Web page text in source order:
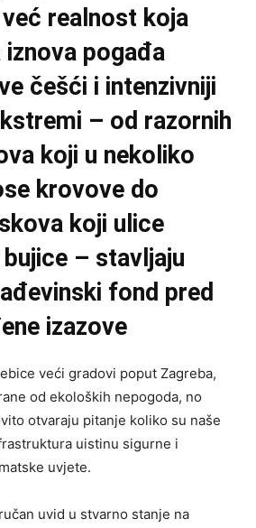
realnost koja
pogađa
češći i intenzivniji
– od razornih
koji u nekoliko
krovove do
koji ulice
– stavljaju
fond pred
izazove
veći gradovi poput Zagreba,
od ekoloških nepogoda, no
otvaraju pitanje koliko su naše
uistinu sigurne i
uvjete.
uvid u stvarno stanje na